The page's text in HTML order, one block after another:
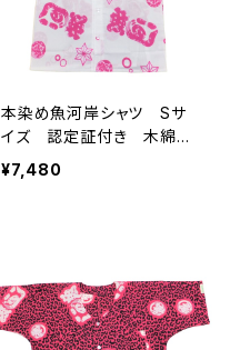
本染め魚河岸シャツ Sサ
イズ 認定証付き 木綿
晒 涼麻柄 白×ピンク
日本製 注染そめ 浴衣生
¥7,480